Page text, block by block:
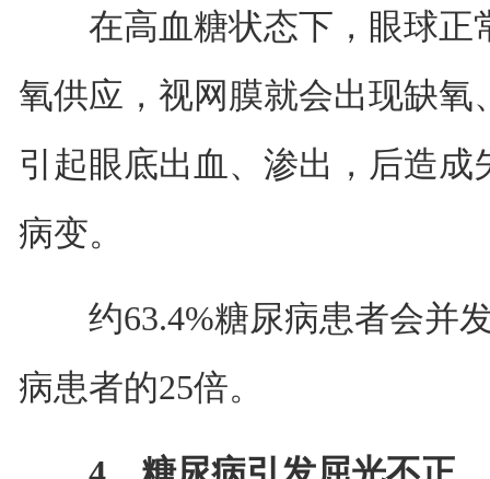
在高血糖状态下，眼球正
氧供应，视网膜就会出现缺
引起眼底出血、渗出，后造
病变。
约63.4%糖尿病患者会并
病患者的25倍。